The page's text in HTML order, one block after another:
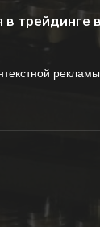
в трейдинге